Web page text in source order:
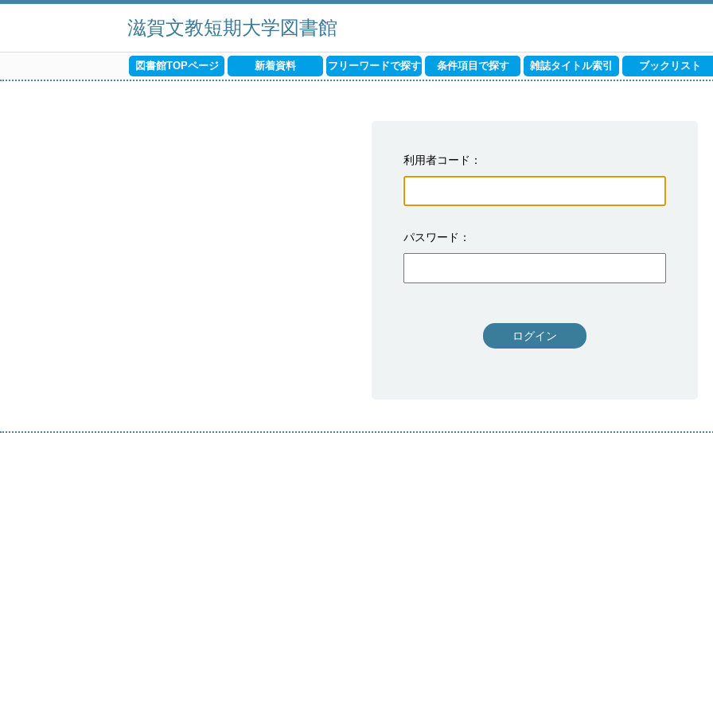
滋賀文教短期大学図書館
図書館TOPページ 新着資料 フリーワードで探す 条件項目で探す 雑誌タイトル索引 ブックリスト
利用者コード
パスワード
ログイン